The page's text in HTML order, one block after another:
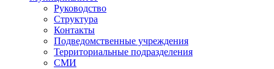
Руководство
Структура
Контакты
Подведомственные учреждения
Территориальные подразделения
СМИ